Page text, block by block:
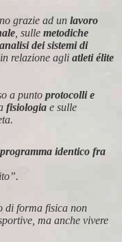
grazie ad un lavoro
, sulle metodiche
dei sistemi di
relazione agli atleti élite
a punto protocolli e
fisiologia e sulle
identico fra
di forma fisica non
ma anche vivere